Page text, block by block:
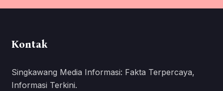
Kontak
Singkawang Media Informasi: Fakta Terpercaya,
Informasi Terkini.